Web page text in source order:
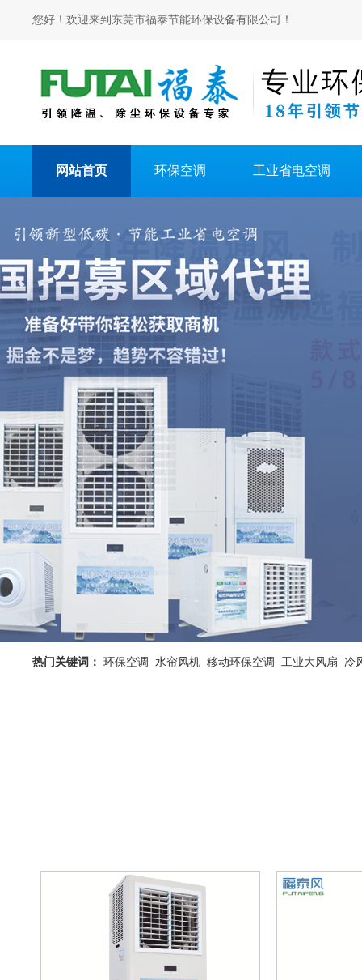
您好！欢迎来到东莞市福泰节能环保设备有限公司！
网站首页 环保空调 工业省电空调
热门关键词： 环保空调 水帘风机 移动环保空调 工业大风扇 冷